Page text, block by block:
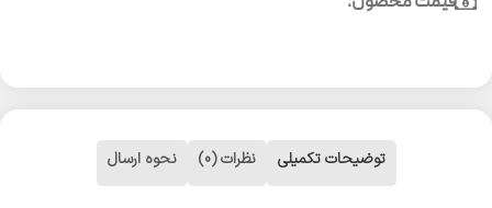
توضیحات تکمیلی نظرات (0) نحوه ارسال